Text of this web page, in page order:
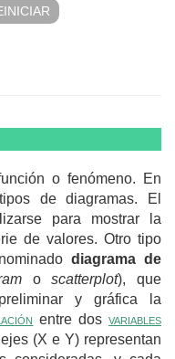
o fenómeno. En
de diagramas. El
para mostrar la
de valores. Otro tipo
diagrama de
oscatterplot), que
y gráfica la
entre dosvariables
(X e Y) representan